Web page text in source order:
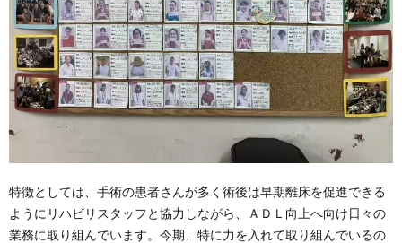
特徴としては、手術の患者さんが多く術後は早期離床を促進できる
ようにリハビリスタッフと協力しながら、ＡＤＬ向上へ向け日々の
業務に取り組んでいます。今期、特に力を入れて取り組んでいるの